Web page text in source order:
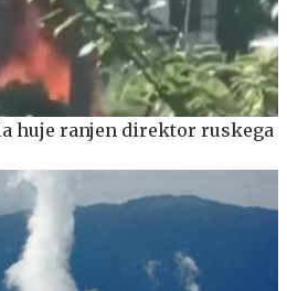
huje ranjen direktor ruskega